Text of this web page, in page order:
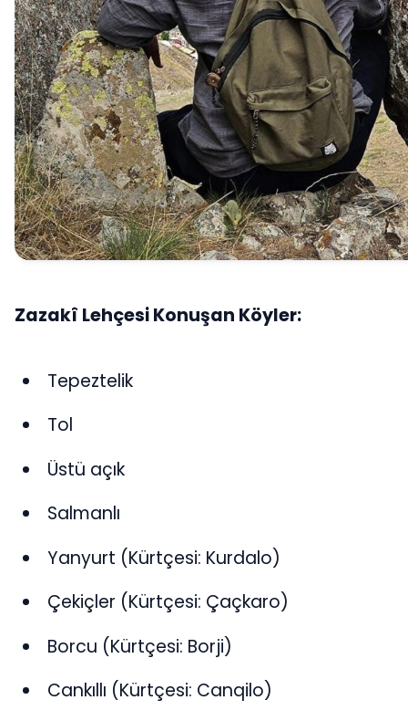
Zazakî Lehçesi Konuşan Köyler:
Tepeztelik
Tol
Üstü açık
Salmanlı
Yanyurt (Kürtçesi: Kurdalo)
Çekiçler (Kürtçesi: Çaçkaro)
Borcu (Kürtçesi: Borji)
Cankıllı (Kürtçesi: Canqilo)